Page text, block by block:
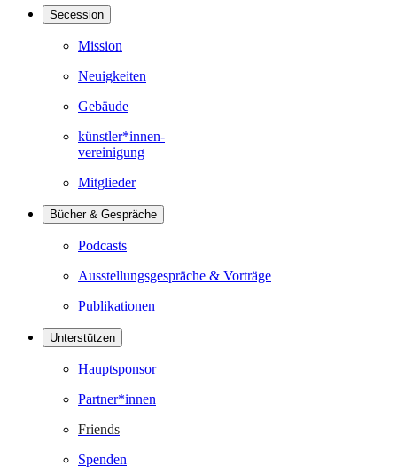
Secession
Mission
Neuigkeiten
Gebäude
künstler*innen-
vereinigung
Mitglieder
Bücher & Gespräche
Podcasts
Ausstellungsgespräche & Vorträge
Publikationen
Unterstützen
Hauptsponsor
Partner*innen
Friends
Spenden